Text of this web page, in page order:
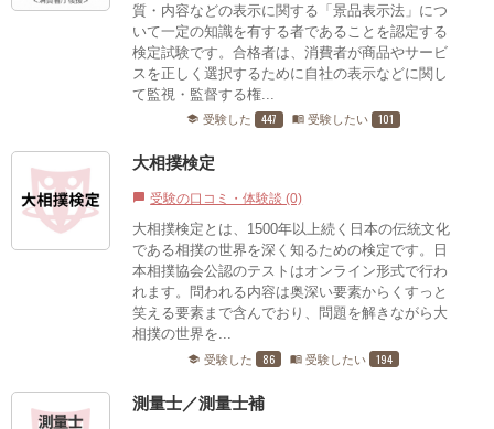
質・内容などの表示に関する「景品表示法」につ
いて一定の知識を有する者であることを認定する
検定試験です。合格者は、消費者が商品やサービ
スを正しく選択するために自社の表示などに関し
て監視・監督する権...
school 受験した 447 menu_book 受験したい 101
大相撲検定
chat_bubble 受験の口コミ・体験談 (0)
大相撲検定とは、1500年以上続く日本の伝統文化
である相撲の世界を深く知るための検定です。日
本相撲協会公認のテストはオンライン形式で行わ
れます。問われる内容は奥深い要素からくすっと
笑える要素まで含んでおり、問題を解きながら大
相撲の世界を...
school 受験した 86 menu_book 受験したい 194
測量士／測量士補